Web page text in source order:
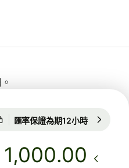
匯率保證為期12小時
.00